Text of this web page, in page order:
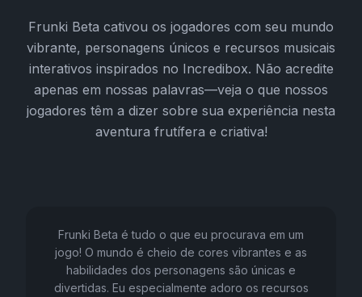
Frunki Beta cativou os jogadores com seu mundo
vibrante, personagens únicos e recursos musicais
interativos inspirados no Incredibox. Não acredite
apenas em nossas palavras—veja o que nossos
jogadores têm a dizer sobre sua experiência nesta
aventura frutífera e criativa!
Frunki Beta é tudo o que eu procurava em um
jogo! O mundo é cheio de cores vibrantes e as
habilidades dos personagens são únicas e
divertidas. Eu especialmente adoro os recursos